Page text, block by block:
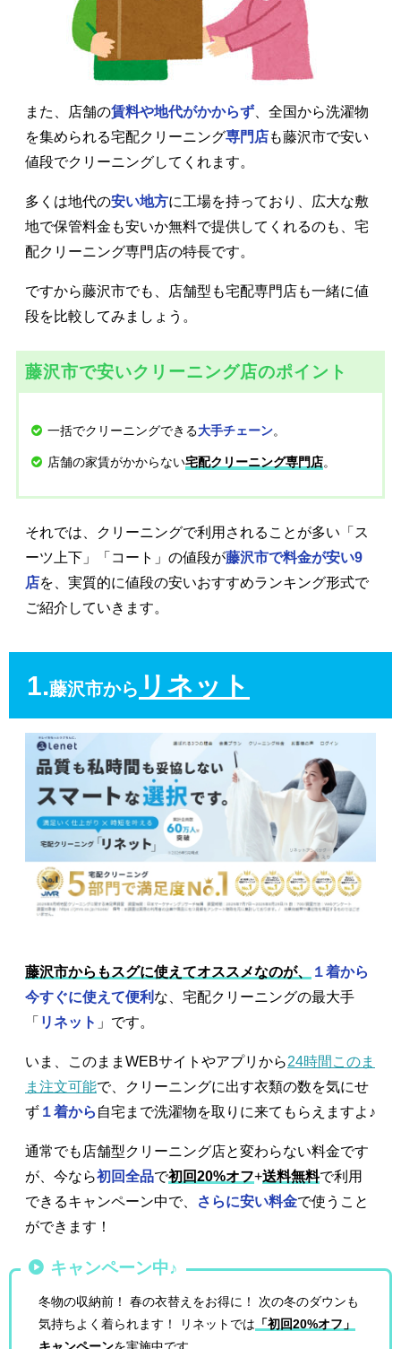
また、店舗の賃料や地代がかからず 、全国から洗濯物
を集められる宅配クリーニング専門店も藤沢市で安い
値段でクリーニングしてくれます。
多くは地代の安い地方に工場を持っており、広大な敷
地で保管料金も安いか無料で提供してくれるのも、宅
配クリーニング専門店の特長です。
ですから藤沢市でも、店舗型も宅配専門店も一緒に値
段を比較してみましょう。
藤沢市で安いクリーニング店のポイント
一括でクリーニングできる大手チェーン。
店舗の家賃がかからない宅配クリーニング専門店。
それでは、クリーニングで利用されることが多い「ス
ーツ上下」「コート」の値段が藤沢市で料金が安い9
店を、実質的に値段の安いおすすめランキング形式で
ご紹介していきます。
1.藤沢市から リネット
藤沢市からもスグに使えてオススメなのが、
１着から
今すぐに使えて便利 な、宅配クリーニングの最大手
「 リネット 」です。
いま、このままWEBサイトやアプリから24時間このま
ま注文可能で、クリーニングに出す衣類の数を気にせ
ず １着から 自宅まで洗濯物を取りに来てもらえますよ♪
通常でも店舗型クリーニング店と変わらない料金です
が、今なら初回全品で初回20%オフ+送料無料で利用
できるキャンペーン中で、
さらに安い料金で使うこと
ができます！
キャンペーン中♪
冬物の収納前！ 春の衣替えをお得に！ 次の冬のダウンも
気持ちよく着られます！ リネットでは 「初回20%オフ」